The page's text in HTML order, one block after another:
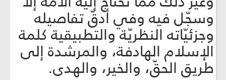
وسجّل فيه وفي أدقّ تفاصيله
وجزئيّاته النظريّة والتطبيقية كلمة
الإسلام الهادفة، والمرشدة إلى
طريق الحقّ، والخير، والهدى.